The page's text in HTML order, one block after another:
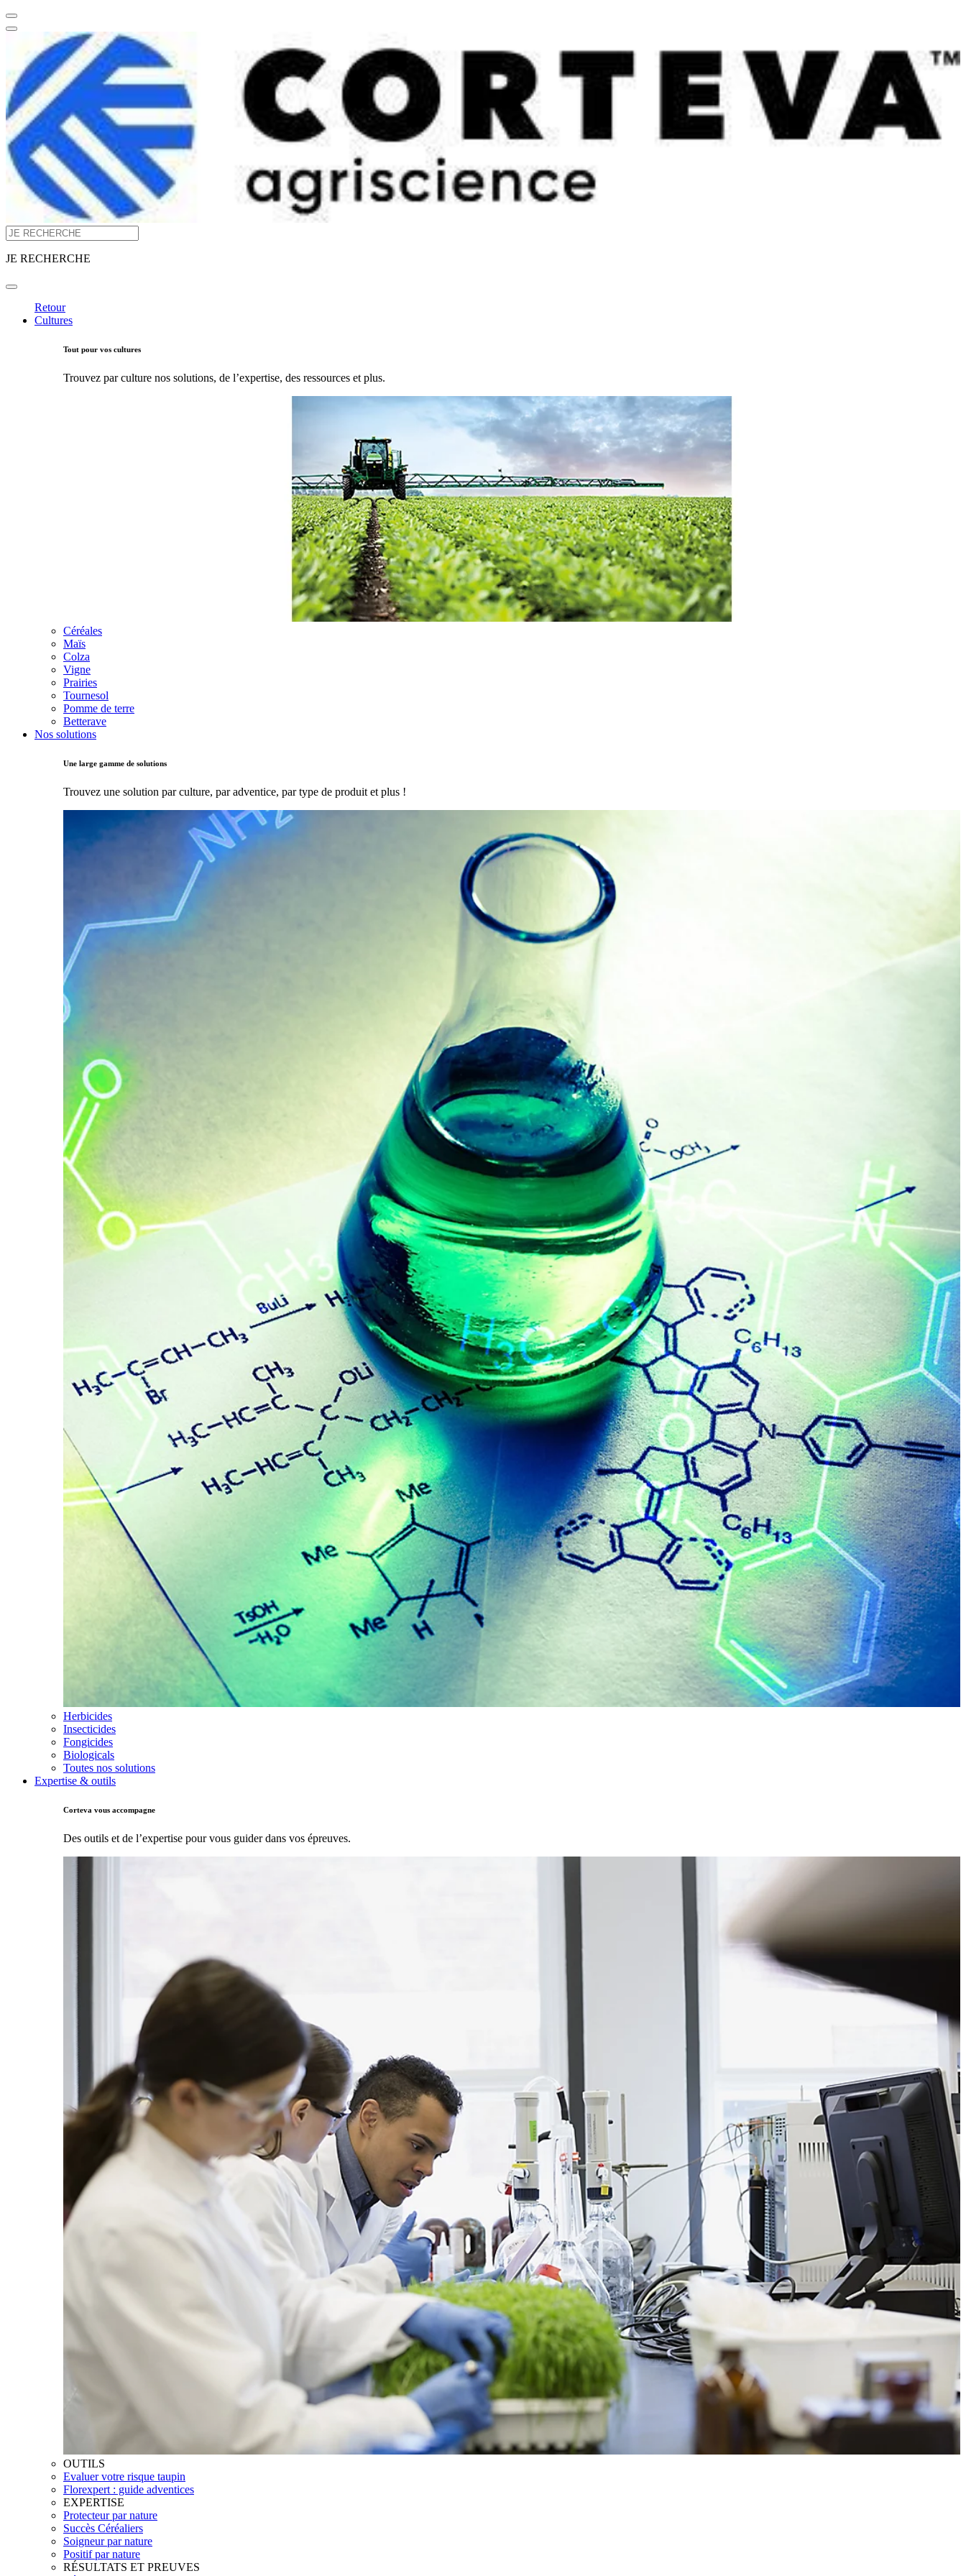
JE RECHERCHE
Retour
Cultures
Tout pour vos cultures
Trouvez par culture nos solutions, de l’expertise, des ressources et plus.
Céréales
Maïs
Colza
Vigne
Prairies
Tournesol
Pomme de terre
Betterave
Nos solutions
Une large gamme de solutions
Trouvez une solution par culture, par adventice, par type de produit et plus !
Herbicides
Insecticides
Fongicides
Biologicals
Toutes nos solutions
Expertise & outils
Corteva vous accompagne
Des outils et de l’expertise pour vous guider dans vos épreuves.
OUTILS
Evaluer votre risque taupin
Florexpert : guide adventices
EXPERTISE
Protecteur par nature
Succès Céréaliers
Soigneur par nature
Positif par nature
RÉSULTATS ET PREUVES